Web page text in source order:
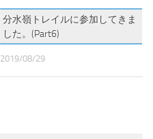
0
分水嶺トレイルに参加してきま
した。(Part6)
2019/08/29